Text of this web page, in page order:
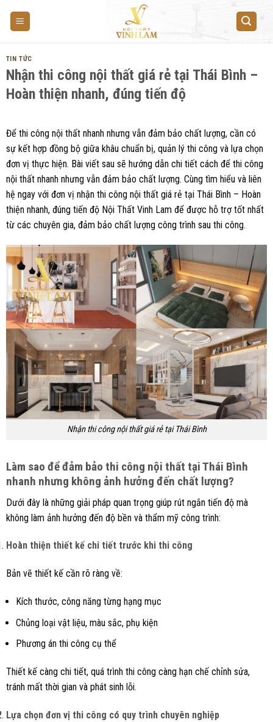
TIN TỨC
Nhận thi công nội thất giá rẻ tại Thái Bình –
Hoàn thiện nhanh, đúng tiến độ
Để thi công nội thất nhanh nhưng vẫn đảm bảo chất lượng, cần có
sự kết hợp đồng bộ giữa khâu chuẩn bị, quản lý thi công và lựa chọn
đơn vị thực hiện. Bài viết sau sẽ hướng dẫn chi tiết cách để thi công
nội thất nhanh nhưng vẫn đảm bảo chất lượng. Cùng tìm hiểu và liên
hệ ngay với đơn vị nhận thi công nội thất giá rẻ tại Thái Bình – Hoàn
thiện nhanh, đúng tiến độ Nội Thất Vinh Lam để được hỗ trợ tốt nhất
từ các chuyên gia, đảm bảo chất lượng công trình sau thi công.
Nhận thi công nội thất giá rẻ tại Thái Bình
Làm sao để đảm bảo thi công nội thất tại Thái Bình
nhanh nhưng không ảnh hưởng đến chất lượng?
Dưới đây là những giải pháp quan trọng giúp rút ngắn tiến độ mà
không làm ảnh hưởng đến độ bền và thẩm mỹ công trình:
Hoàn thiện thiết kế chi tiết trước khi thi công
Bản vẽ thiết kế cần rõ ràng về:
Kích thước, công năng từng hạng mục
Chủng loại vật liệu, màu sắc, phụ kiện
Phương án thi công cụ thể
Thiết kế càng chi tiết, quá trình thi công càng hạn chế chỉnh sửa,
tránh mất thời gian và phát sinh lỗi.
Lựa chọn đơn vị thi công có quy trình chuyên nghiệp